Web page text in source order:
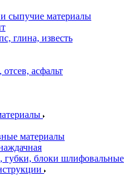
сыпучие материалы
глина, известь
асфальт
материалы
губки, блоки шлифовальные